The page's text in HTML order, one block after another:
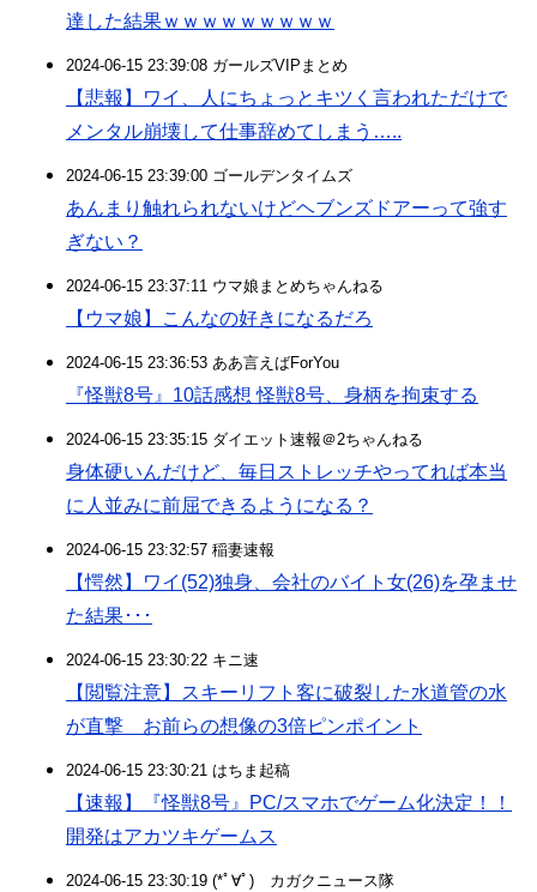
達した結果ｗｗｗｗｗｗｗｗｗ
2024-06-15 23:39:08 ガールズVIPまとめ
【悲報】ワイ、人にちょっとキツく言われただけで
メンタル崩壊して仕事辞めてしまう…..
2024-06-15 23:39:00 ゴールデンタイムズ
あんまり触れられないけどヘブンズドアーって強す
ぎない？
2024-06-15 23:37:11 ウマ娘まとめちゃんねる
【ウマ娘】こんなの好きになるだろ
2024-06-15 23:36:53 ああ言えばForYou
『怪獣8号』10話感想 怪獣8号、身柄を拘束する
2024-06-15 23:35:15 ダイエット速報＠2ちゃんねる
身体硬いんだけど、毎日ストレッチやってれば本当
に人並みに前屈できるようになる？
2024-06-15 23:32:57 稲妻速報
【愕然】ワイ(52)独身、会社のバイト女(26)を孕ませ
た結果･･･
2024-06-15 23:30:22 キニ速
【閲覧注意】スキーリフト客に破裂した水道管の水
が直撃 お前らの想像の3倍ピンポイント
2024-06-15 23:30:21 はちま起稿
【速報】『怪獣8号』PC/スマホでゲーム化決定！！
開発はアカツキゲームス
2024-06-15 23:30:19 (*ﾟ∀ﾟ)ゞカガクニュース隊